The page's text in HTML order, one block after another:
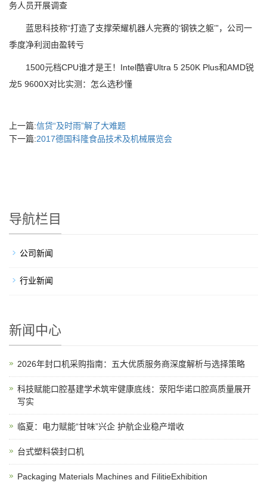
务人员开展调查
蓝思科技称“打造了支撑荣耀机器人完赛的‘钢铁之躯’”，公司一
季度净利润由盈转亏
1500元档CPU谁才是王！Intel酷睿Ultra 5 250K Plus和AMD锐
龙5 9600X对比实测：怎么选秒懂
上一篇:信贷“及时雨”解了大难题
下一篇:2017德国科隆食品技术及机械展览会
导航栏目
公司新闻
行业新闻
新闻中心
2026年封口机采购指南：五大优质服务商深度解析与选择策略
科技赋能口腔基建学术筑牢健康底线：荥阳华诺口腔高质量展开
写实
临夏：电力赋能“甘味”兴企 护航企业稳产增收
台式塑料袋封口机
Packaging Materials Machines and FilitieExhibition